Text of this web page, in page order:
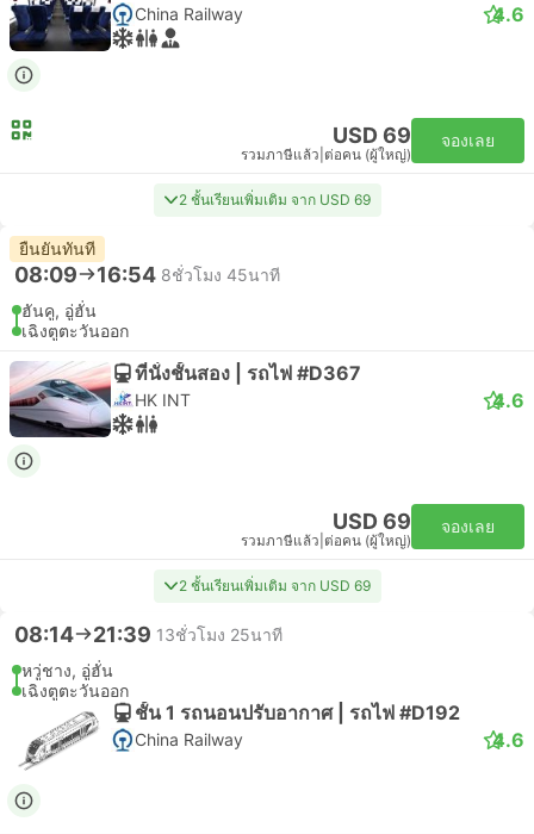
China Railway 4.6
USD 69
รวมภาษีแล้ว ต่อคน (ผู้ใหญ่)
จองเลย
2 ชั้นเรียนเพิ่มเติม จาก USD 69
ยืนยันทันที
08:09 16:54 8ชั่วโมง 45นาที
ฮันคู, อู่ฮั่น
เฉิงตูตะวันออก
ที่นั่งชั้นสอง | รถไฟ #D367
HK INT 4.6
USD 69
รวมภาษีแล้ว ต่อคน (ผู้ใหญ่)
จองเลย
2 ชั้นเรียนเพิ่มเติม จาก USD 69
08:14 21:39 13ชั่วโมง 25นาที
หวู่ชาง, อู่ฮั่น
เฉิงตูตะวันออก
ชั้น 1 รถนอนปรับอากาศ | รถไฟ #D192
China Railway 4.6